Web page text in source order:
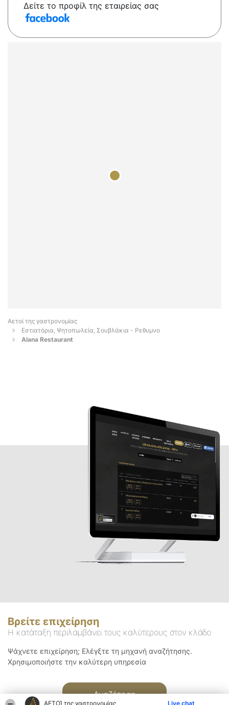
ΑΕΤΟΊ της γαστρονομίας Live chat
Δείτε το προφίλ της εταιρείας σας
Αετοί της γαστρονομίας
Εστιατόρια, Ψητοπωλεία, Σουβλάκια - Ρεθυμνο
Alana Restaurant
Βρείτε επιχείρηση
Η κατάταξη περιλαμβάνει τους καλύτερους στον κλάδο
Ψάχνετε επιχείρηση; Ελέγξτε τη μηχανή αναζήτησης.
Χρησιμοποιήστε την καλύτερη υπηρεσία
Αναζήτηση